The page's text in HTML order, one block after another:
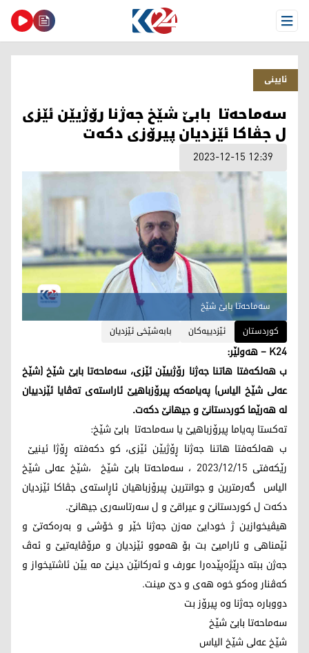
Open Menu
ئایینی
سەماحەتا بابێ شێخ جه‌ژنا رۆژیێن ئێزی
ل جڤاکا ئێزدیان پيرۆزی دكه‌ت
2023-12-15 12:39
سەماحەتا بابێ شێخ
کوردستان
ئێزدییه‌كان بابه‌شێخی ئێزدیان
K24 – هەولێر:
ب هه‌لكه‌فتا هاتنا جه‌ژنا رۆژییێن ئێزی، سەماحەتا بابێ شێخ (شێخ
عەلی شێخ الیاس) په‌یامه‌كه‌ پیرۆزباهیێ ئاراسته‌ی ته‌ڤایا ئێزدییان
له‌ هه‌رێما كوردستانێ و جیهانێ دكه‌ت.
ته‌كستا په‌یاما پیرۆزباهیێ یا سەماحەتا بابێ شێخ:
ب هه‌لكه‌فتا هاتنا جه‌ژنا ڕۆژيێن ئێزى، كو دكه‌فته‌ ڕۆژا ئينيێ
رێکەفتی 2023/12/15 ، سەماحەتا بابێ شێخ ،شێخ عەلی شێخ
الیاس گه‌رمترين و جوانترين پيرۆزباهيان ئاڕاسته‌ى جڤاکا ئێزدیان
دکەت ل کوردستانێ و عیراقێ و ل سه‌رتاسه‌رى جيهانێ.
هيڤيخوازين ژ خودايێ مه‌زن جه‌ژنا خێر و خۆشى و به‌ره‌كه‌تێ و
ئێمناهى و ئاراميێ بت بۆ هه‌موو ئێزدیان و مرۆڤايه‌تيێ و ئه‌ڤ
جه‌ژن ببته‌ دڕێژه‌پێده‌را عورف و ئه‌ركانێن دينێ مه‌ يێن ئاشتيخواز و
كه‌ڤنار وه‌كو خوه‌ هه‌ى و دێ مينت.
دووباره‌ جه‌ژنا وه‌ پيرۆز بت
سەماحەتا بابێ شێخ
شێخ عەلی شێخ الیاس